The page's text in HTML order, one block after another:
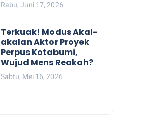
Rabu, Juni 17, 2026
Terkuak! Modus Akal-
akalan Aktor Proyek
Perpus Kotabumi,
Wujud Mens Reakah?
Sabtu, Mei 16, 2026